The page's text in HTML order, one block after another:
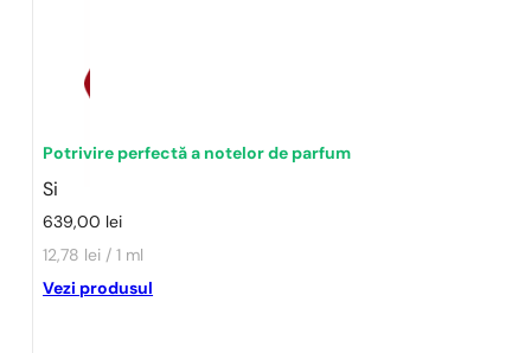
Potrivire perfectă a notelor de parfum
Si
639,00 lei
12,78 lei / 1 ml
Vezi produsul